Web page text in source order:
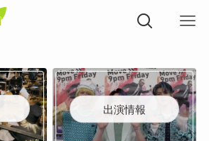
出演情報